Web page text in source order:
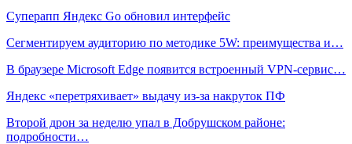
Суперапп Яндекс Go обновил интерфейс
Сегментируем аудиторию по методике 5W: преимущества и…
В браузере Microsoft Edge появится встроенный VPN-сервис…
Яндекс «перетряхивает» выдачу из-за накруток ПФ
Второй дрон за неделю упал в Добрушском районе:
подробности…